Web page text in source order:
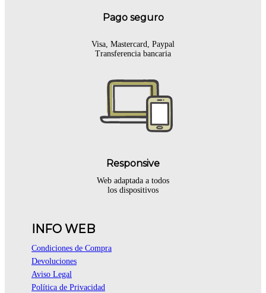
Pago seguro
Visa, Mastercard, Paypal
Transferencia bancaria
Responsive
Web adaptada a todos
los dispositivos
INFO WEB
Condiciones de Compra
Devoluciones
Aviso Legal
Política de Privacidad